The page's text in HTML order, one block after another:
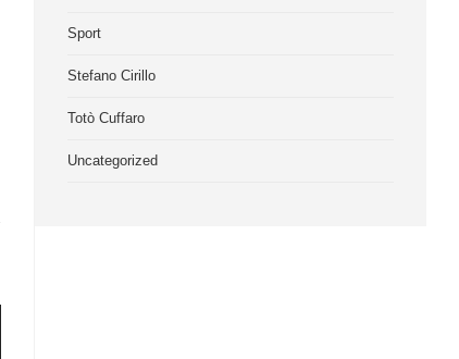
Sport
Stefano Cirillo
Totò Cuffaro
Uncategorized